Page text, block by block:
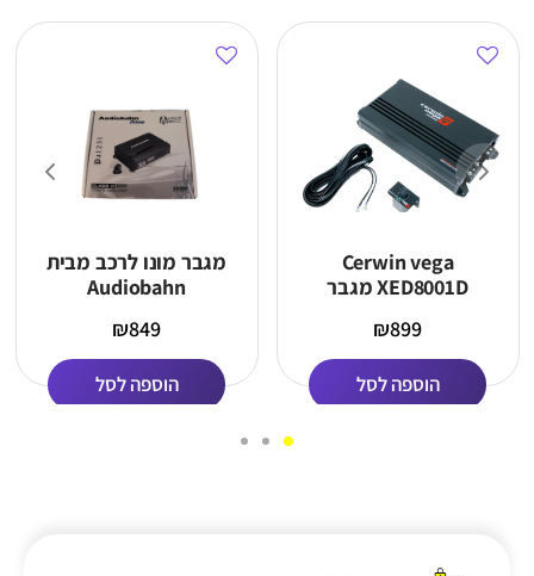
Cerwin vega
XED8001D מגבר
₪899
הוספה לסל
מגבר מונו לרכב מבית
Audiobahn
₪849
הוספה לסל